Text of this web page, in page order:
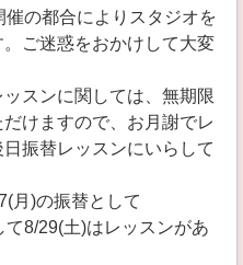
の都合によりスタジオを
ご迷惑をおかけして大変
スンに関しては、無期限
けますので、お月謝でレ
振替レッスンにいらして
月)の振替として
8/29(土)はレッスンがあ